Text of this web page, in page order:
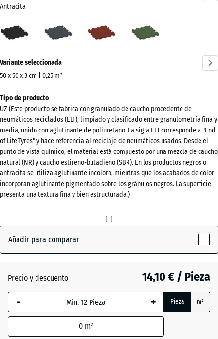
Antracita
(active)
pizarra
ladrillo
información
sobre
colores?
Mostrar
paleta
de
colores
Antracita(active)
Rojo
Verde
hierba
+ 1,10 €
Variante seleccionada
50 x 50 x 3 cm | 0,25 m²
Dimensiones
para
el
envío
540
x
540
x
30
mm
seleccionada,
enmarcada
en azul, se
el cálculo de
indique lo
los datos del
Tipo de producto
UZ (Este producto se fabrica con granulado de caucho procedente de
neumáticos reciclados (ELT), limpiado y clasificado entre granulometría fina y
media, unido con aglutinante de poliuretano. La sigla ELT corresponde a "End
of Life Tyres" y hace referencia al reciclaje de neumáticos usados. Desde el
punto de vista químico, el material está compuesto por una mezcla de caucho
natural (NR) y caucho estireno-butadieno (SBR). En los productos negros o
antracita se utiliza aglutinante incoloro, mientras que los acabados de color
incorporan aglutinante pigmentado sobre los gránulos negros. La superficie
presenta una textura fina y bien estructurada.)
Añadir para comparar
Precio y descuento 14,10 € / Pieza
- + Pieza m²
0 m²